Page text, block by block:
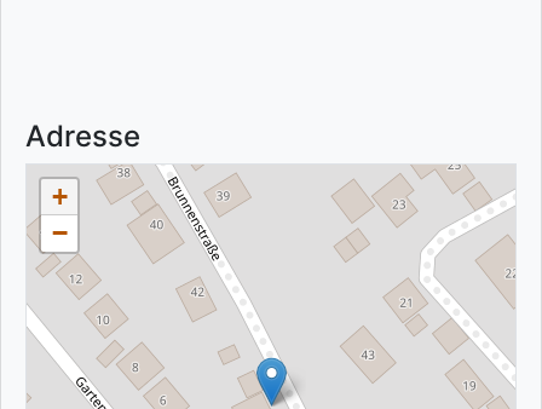
Adresse
+
−